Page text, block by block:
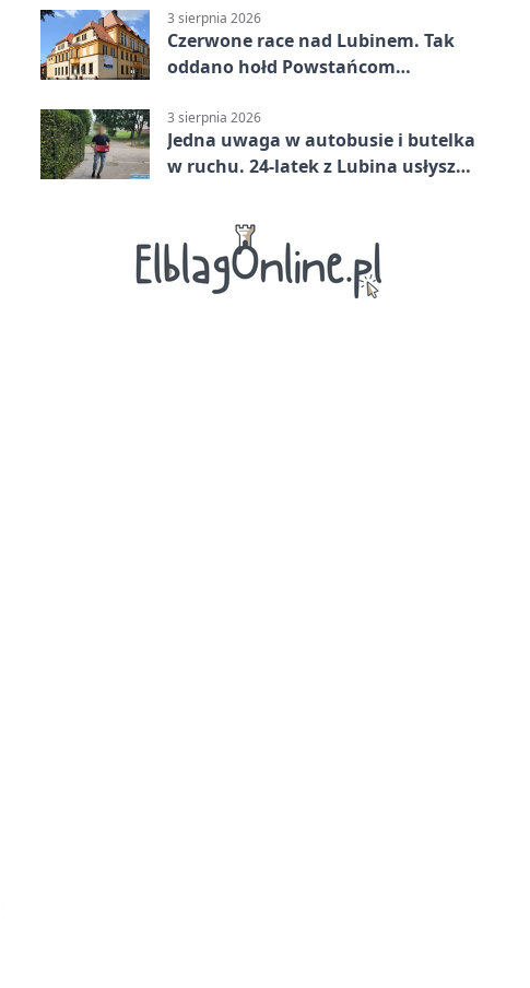
3 sierpnia 2026
Czerwone race nad Lubinem. Tak
oddano hołd Powstańcom
3 sierpnia 2026
Jedna uwaga w autobusie i butelka
w ruchu. 24-latek z Lubina usłyszał